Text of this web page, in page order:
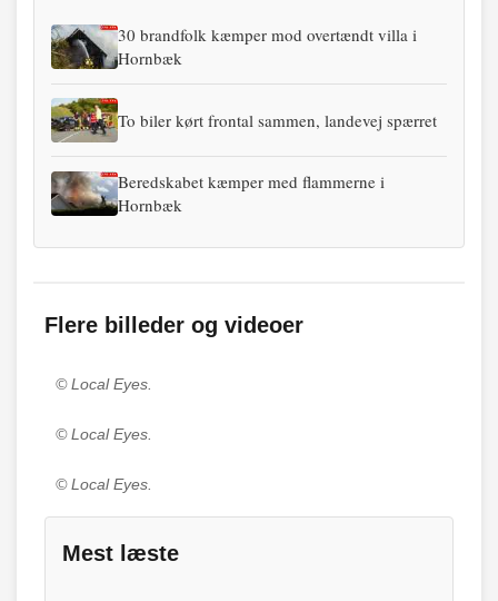
30 brandfolk kæmper mod overtændt villa i
Hornbæk
To biler kørt frontal sammen, landevej spærret
Beredskabet kæmper med flammerne i
Hornbæk
Flere billeder og videoer
© Local Eyes.
© Local Eyes.
© Local Eyes.
Mest læste